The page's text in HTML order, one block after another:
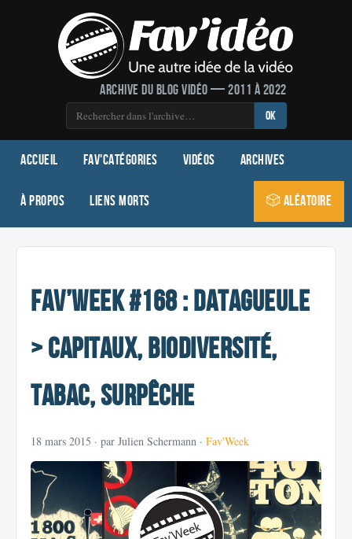
Archive du blog vidéo — 2011 à 2022
OK
Accueil Fav'Catégories Vidéos Archives
À propos Liens morts 🎲 Aléatoire
Fav’week #168 : DATAGUEULE
> Capitaux, Biodiversité,
Tabac, Surpêche
18 mars 2015 · par Julien Schermann · Fav'Week